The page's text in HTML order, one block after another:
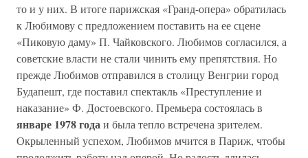
то и у них. В итоге парижская «Гранд-опера» обратилась
к Любимову с предложением поставить на ее сцене
«Пиковую даму» П. Чайковского. Любимов согласился, а
советские власти не стали чинить ему препятствия. Но
прежде Любимов отправился в столицу Венгрии город
Будапешт, где поставил спектакль «Преступление и
наказание» Ф. Достоевского. Премьера состоялась в
январе 1978 годаи была тепло встречена зрителем.
Окрыленный успехом, Любимов мчится в Париж, чтобы